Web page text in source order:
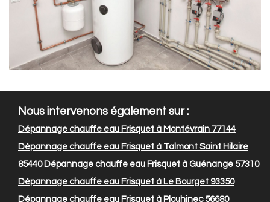
Nous intervenons également sur :
Dépannage chauffe eau Frisquet à Montévrain 77144
Dépannage chauffe eau Frisquet à Talmont Saint Hilaire
85440Dépannage chauffe eau Frisquet à Guénange 57310
Dépannage chauffe eau Frisquet à Le Bourget 93350
Dépannage chauffe eau Frisquet à Plouhinec 56680